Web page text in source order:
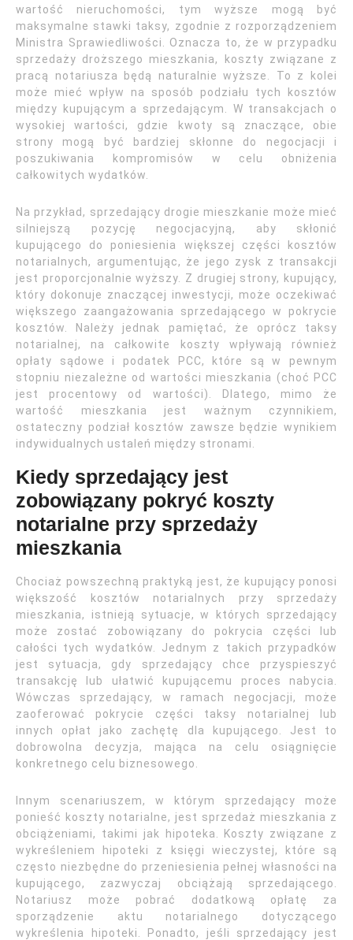
wartość nieruchomości, tym wyższe mogą być
maksymalne stawki taksy, zgodnie z rozporządzeniem
Ministra Sprawiedliwości. Oznacza to, że w przypadku
sprzedaży droższego mieszkania, koszty związane z
pracą notariusza będą naturalnie wyższe. To z kolei
może mieć wpływ na sposób podziału tych kosztów
między kupującym a sprzedającym. W transakcjach o
wysokiej wartości, gdzie kwoty są znaczące, obie
strony mogą być bardziej skłonne do negocjacji i
poszukiwania kompromisów w celu obniżenia
całkowitych wydatków.
Na przykład, sprzedający drogie mieszkanie może mieć
silniejszą pozycję negocjacyjną, aby skłonić
kupującego do poniesienia większej części kosztów
notarialnych, argumentując, że jego zysk z transakcji
jest proporcjonalnie wyższy. Z drugiej strony, kupujący,
który dokonuje znaczącej inwestycji, może oczekiwać
większego zaangażowania sprzedającego w pokrycie
kosztów. Należy jednak pamiętać, że oprócz taksy
notarialnej, na całkowite koszty wpływają również
opłaty sądowe i podatek PCC, które są w pewnym
stopniu niezależne od wartości mieszkania (choć PCC
jest procentowy od wartości). Dlatego, mimo że
wartość mieszkania jest ważnym czynnikiem,
ostateczny podział kosztów zawsze będzie wynikiem
indywidualnych ustaleń między stronami.
Kiedy sprzedający jest
zobowiązany pokryć koszty
notarialne przy sprzedaży
mieszkania
Chociaż powszechną praktyką jest, że kupujący ponosi
większość kosztów notarialnych przy sprzedaży
mieszkania, istnieją sytuacje, w których sprzedający
może zostać zobowiązany do pokrycia części lub
całości tych wydatków. Jednym z takich przypadków
jest sytuacja, gdy sprzedający chce przyspieszyć
transakcję lub ułatwić kupującemu proces nabycia.
Wówczas sprzedający, w ramach negocjacji, może
zaoferować pokrycie części taksy notarialnej lub
innych opłat jako zachętę dla kupującego. Jest to
dobrowolna decyzja, mająca na celu osiągnięcie
konkretnego celu biznesowego.
Innym scenariuszem, w którym sprzedający może
ponieść koszty notarialne, jest sprzedaż mieszkania z
obciążeniami, takimi jak hipoteka. Koszty związane z
wykreśleniem hipoteki z księgi wieczystej, które są
często niezbędne do przeniesienia pełnej własności na
kupującego, zazwyczaj obciążają sprzedającego.
Notariusz może pobrać dodatkową opłatę za
sporządzenie aktu notarialnego dotyczącego
wykreślenia hipoteki. Ponadto, jeśli sprzedający jest